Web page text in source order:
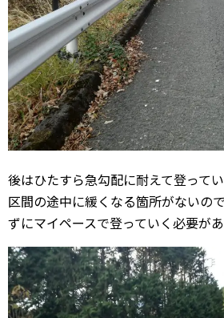
後はひたすら急勾配に耐えて登ってい
区間の途中に緩くなる箇所がないの
ずにマイペースで登っていく必要があ